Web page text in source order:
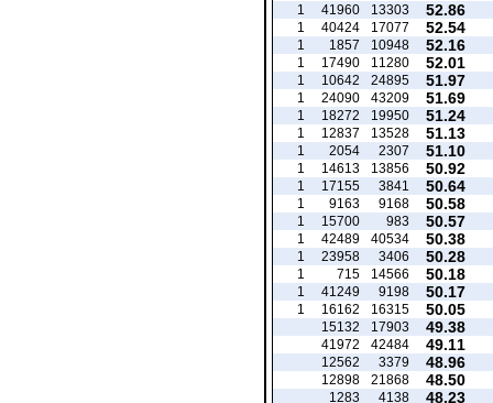
52.86
13303
41960
1
52.54
17077
40424
1
52.16
10948
1857
1
52.01
11280
17490
1
51.97
24895
10642
1
51.69
43209
24090
1
51.24
19950
18272
1
51.13
13528
12837
1
51.10
2307
2054
1
50.92
13856
14613
1
50.64
3841
17155
1
50.58
9168
9163
1
50.57
983
15700
1
50.38
40534
42489
1
50.28
3406
23958
1
50.18
14566
715
1
50.17
9198
41249
1
50.05
16315
16162
1
49.38
17903
15132
49.11
42484
41972
48.96
3379
12562
48.50
21868
12898
48.23
4138
1283